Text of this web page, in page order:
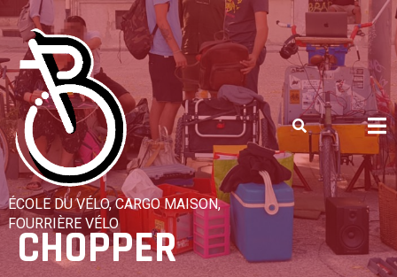
Skip
to
content
ÉCOLE DU VÉLO, CARGO MAISON,
FOURRIÈRE VÉLO
CHOPPER